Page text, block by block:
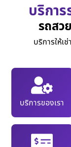
บริกา
รถสว
บริการให้
บริการของเรา